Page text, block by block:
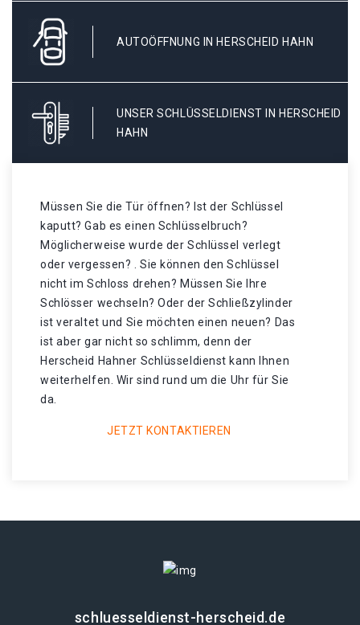
AUTOÖFFNUNG IN HERSCHEID HAHN
UNSER SCHLÜSSELDIENST IN HERSCHEID
HAHN
Müssen Sie die Tür öffnen? Ist der Schlüssel
kaputt? Gab es einen Schlüsselbruch?
Möglicherweise wurde der Schlüssel verlegt
oder vergessen? . Sie können den Schlüssel
nicht im Schloss drehen? Müssen Sie Ihre
Schlösser wechseln? Oder der Schließzylinder
ist veraltet und Sie möchten einen neuen? Das
ist aber gar nicht so schlimm, denn der
Herscheid Hahner Schlüsseldienst kann Ihnen
weiterhelfen. Wir sind rund um die Uhr für Sie
da.
JETZT KONTAKTIEREN
schluesseldienst-herscheid.de